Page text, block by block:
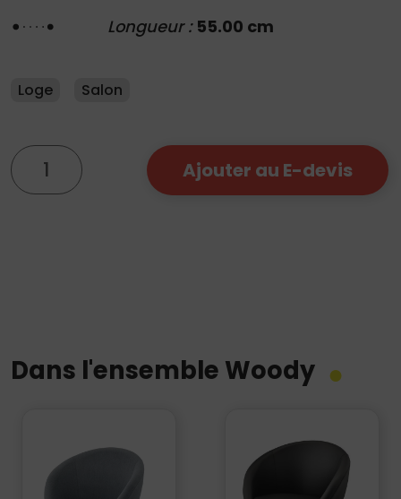
Longueur : 55.00 cm
Loge Salon
quantité
de
Table
Ajouter au E-devis
Dans l'ensemble Woody